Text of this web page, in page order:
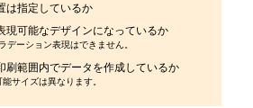
は指定しているか
現可能なデザインになっているか
デーション表現はできません。
刷範囲内でデータを作成しているか
サイズは異なります。